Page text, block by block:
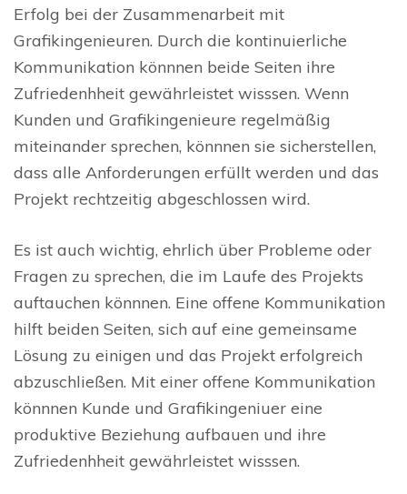
Erfolg bei der Zusammenarbeit mit
Grafikingenieuren. Durch die kontinuierliche
Kommunikation könnnen beide Seiten ihre
Zufriedenhheit gewährleistet wisssen. Wenn
Kunden und Grafikingenieure regelmäßig
miteinander sprechen, könnnen sie sicherstellen,
dass alle Anforderungen erfüllt werden und das
Projekt rechtzeitig abgeschlossen wird.
Es ist auch wichtig, ehrlich über Probleme oder
Fragen zu sprechen, die im Laufe des Projekts
auftauchen könnnen. Eine offene Kommunikation
hilft beiden Seiten, sich auf eine gemeinsame
Lösung zu einigen und das Projekt erfolgreich
abzuschließen. Mit einer offene Kommunikation
könnnen Kunde und Grafikingeniuer eine
produktive Beziehung aufbauen und ihre
Zufriedenhheit gewährleistet wisssen.